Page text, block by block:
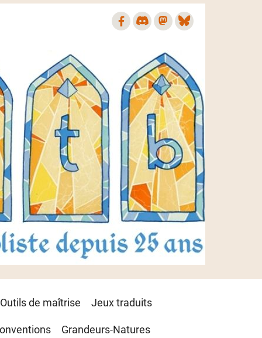
Outils de maîtrise Jeux traduits
Grandeurs-Natures